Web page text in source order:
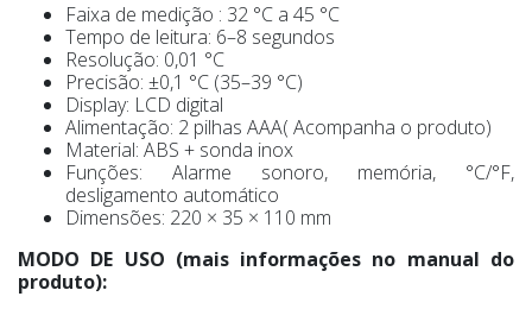
Faixa de medição : 32 °C a 45 °C
Tempo de leitura: 6–8 segundos
Resolução: 0,01 °C
Precisão: ±0,1 °C (35–39 °C)
Display: LCD digital
Alimentação: 2 pilhas AAA( Acompanha o produto)
Material: ABS + sonda inox
Funções: Alarme sonoro, memória, °C/°F,
desligamento automático
Dimensões: 220 × 35 × 110 mm
MODO DE USO (mais informações no manual do
produto):